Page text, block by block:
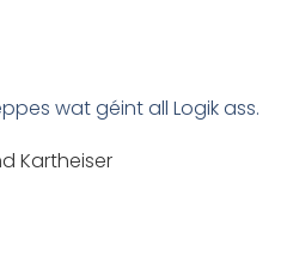
wat géint all Logik ass.
Kartheiser